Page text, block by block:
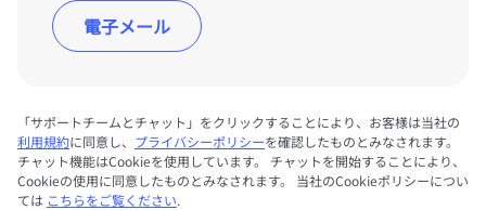
電子メール
「サポートチームとチャット」をクリックすることにより、お客様は当社の
利用規約に同意し、 プライバシーポリシーを確認したものとみなされます。
チャット機能はCookieを使用しています。 チャットを開始することにより、
Cookieの使用に同意したものとみなされます。 当社のCookieポリシーについ
ては こちらをご覧ください.